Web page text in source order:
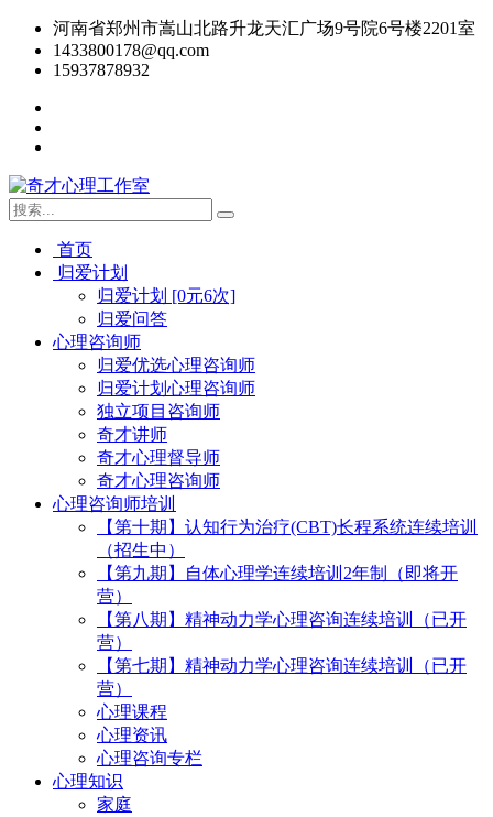
河南省郑州市嵩山北路升龙天汇广场9号院6号楼2201室
1433800178@qq.com
15937878932
首页
归爱计划
归爱计划 [0元6次]
归爱问答
心理咨询师
归爱优选心理咨询师
归爱计划心理咨询师
独立项目咨询师
奇才讲师
奇才心理督导师
奇才心理咨询师
心理咨询师培训
【第十期】认知行为治疗(CBT)长程系统连续培训
（招生中）
【第九期】自体心理学连续培训2年制（即将开
营）
【第八期】精神动力学心理咨询连续培训（已开
营）
【第七期】精神动力学心理咨询连续培训（已开
营）
心理课程
心理资讯
心理咨询专栏
心理知识
家庭